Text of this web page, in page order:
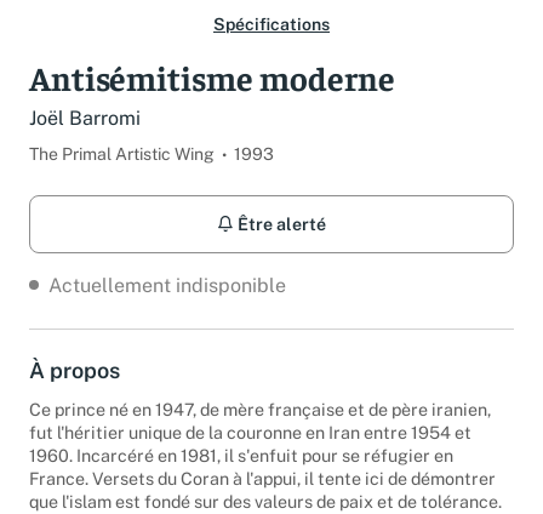
Spécifications
Antisémitisme moderne
Joël Barromi
The Primal Artistic Wing 1993
Être alerté
Actuellement indisponible
À propos
Ce prince né en 1947, de mère française et de père iranien,
fut l'héritier unique de la couronne en Iran entre 1954 et
1960. Incarcéré en 1981, il s'enfuit pour se réfugier en
France. Versets du Coran à l'appui, il tente ici de démontrer
que l'islam est fondé sur des valeurs de paix et de tolérance.